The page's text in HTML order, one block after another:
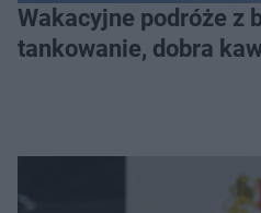
Wakacyjne podróże z
tankowanie, dobra